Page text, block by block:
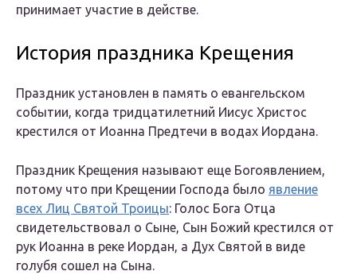
принимает участие в действе.
История праздника Крещения
Праздник установлен в память о евангельском
событии, когда тридцатилетний Иисус Христос
крестился от Иоанна Предтечи в водах Иордана.
Праздник Крещения называют еще Богоявлением,
потому что при Крещении Господа было явление
всех Лиц Святой Троицы: Голос Бога Отца
свидетельствовал о Сыне, Сын Божий крестился от
рук Иоанна в реке Иордан, а Дух Святой в виде
голубя сошел на Сына.